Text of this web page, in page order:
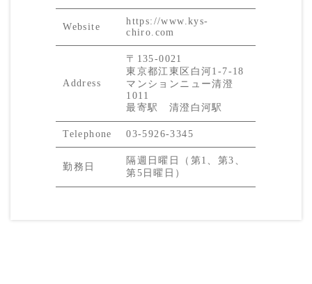
Website
https://www.kys-
chiro.com
Address
〒135-0021
東京都江東区白河1-7-18
マンションニュー清澄
1011
最寄駅 清澄白河駅
Telephone 03-5926-3345
勤務日
隔週日曜日（第1、第3、
第5日曜日）